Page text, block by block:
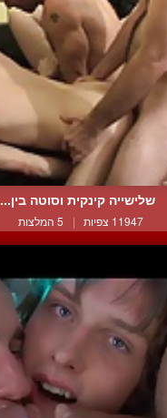
שלישייה קינקית וסוטה בין...
11947 צפיות | 5 המלצות